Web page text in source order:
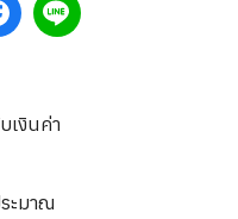
เงินค่า
ะมาณ